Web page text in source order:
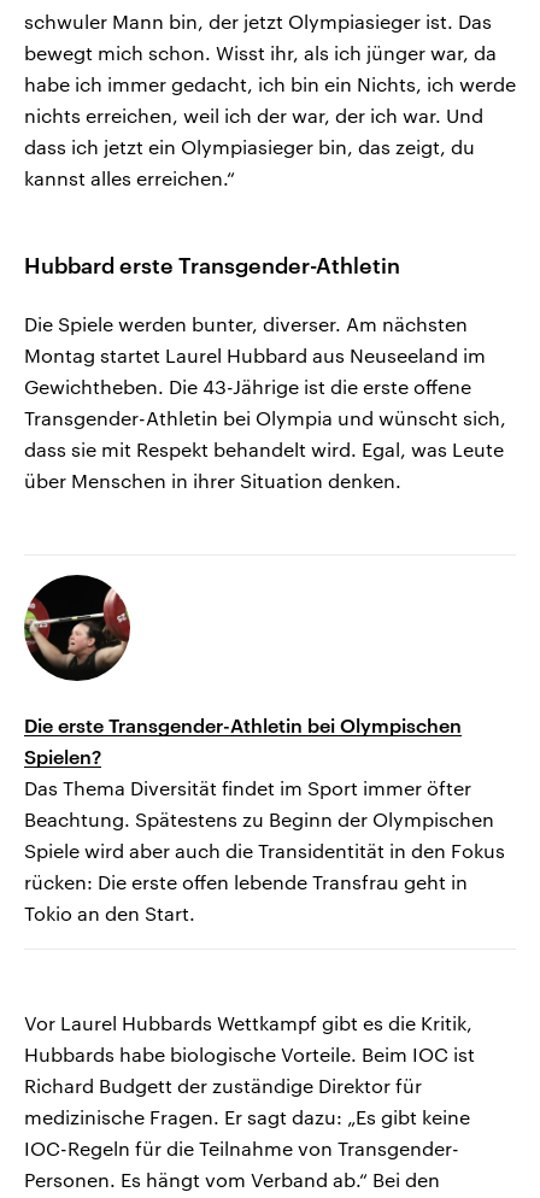
schwuler Mann bin, der jetzt Olympiasieger ist. Das
bewegt mich schon. Wisst ihr, als ich jünger war, da
habe ich immer gedacht, ich bin ein Nichts, ich werde
nichts erreichen, weil ich der war, der ich war. Und
dass ich jetzt ein Olympiasieger bin, das zeigt, du
kannst alles erreichen.“
Hubbard erste Transgender-Athletin
Die Spiele werden bunter, diverser. Am nächsten
Montag startet Laurel Hubbard aus Neuseeland im
Gewichtheben. Die 43-Jährige ist die erste offene
Transgender-Athletin bei Olympia und wünscht sich,
dass sie mit Respekt behandelt wird. Egal, was Leute
über Menschen in ihrer Situation denken.
Die erste Transgender-Athletin bei Olympischen
Spielen?
Das Thema Diversität findet im Sport immer öfter
Beachtung. Spätestens zu Beginn der Olympischen
Spiele wird aber auch die Transidentität in den Fokus
rücken: Die erste offen lebende Transfrau geht in
Tokio an den Start.
Vor Laurel Hubbards Wettkampf gibt es die Kritik,
Hubbards habe biologische Vorteile. Beim IOC ist
Richard Budgett der zuständige Direktor für
medizinische Fragen. Er sagt dazu: „Es gibt keine
IOC-Regeln für die Teilnahme von Transgender-
Personen. Es hängt vom Verband ab.“ Bei den